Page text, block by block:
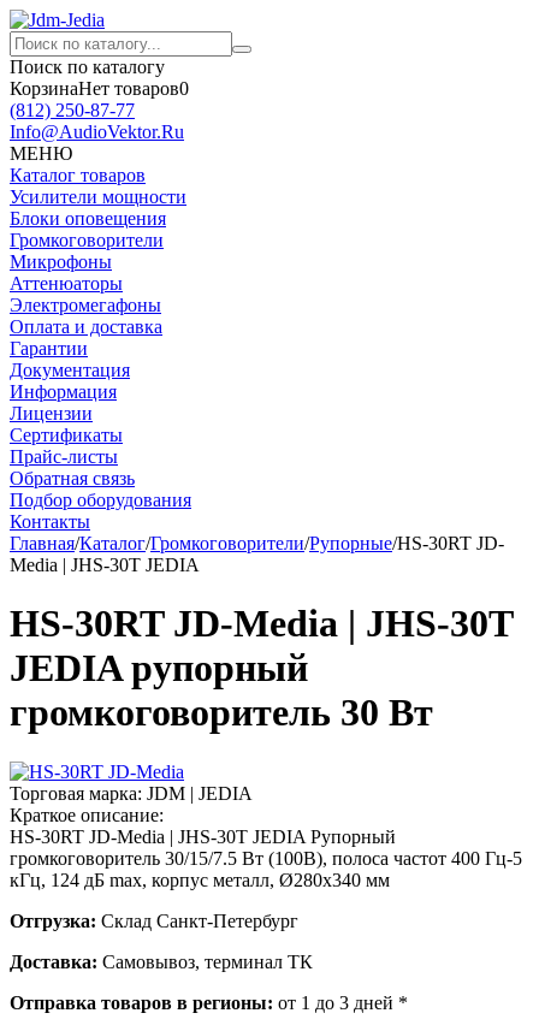
Поиск по каталогу
КорзинаНет товаров0
(812) 250-87-77
Info@AudioVektor.Ru
МЕНЮ
Каталог товаров
Усилители мощности
Блоки оповещения
Громкоговорители
Микрофоны
Аттенюаторы
Электромегафоны
Оплата и доставка
Гарантии
Документация
Информация
Лицензии
Сертификаты
Прайс-листы
Обратная связь
Подбор оборудования
Контакты
Главная/Каталог/Громкоговорители/Рупорные/HS-30RT JD-
Media | JHS-30T JEDIA
HS-30RT JD-Media | JHS-30T
JEDIA рупорный
громкоговоритель 30 Вт
Торговая марка: JDM | JEDIA
Краткое описание:
HS-30RT JD-Media | JHS-30T JEDIA Рупорный
громкоговоритель 30/15/7.5 Вт (100В), полоса частот 400 Гц-5
кГц, 124 дБ max, корпус металл, Ø280х340 мм
Отгрузка: Склад Санкт-Петербург
Доставка: Самовывоз, терминал ТК
Отправка товаров в регионы: от 1 до 3 дней *